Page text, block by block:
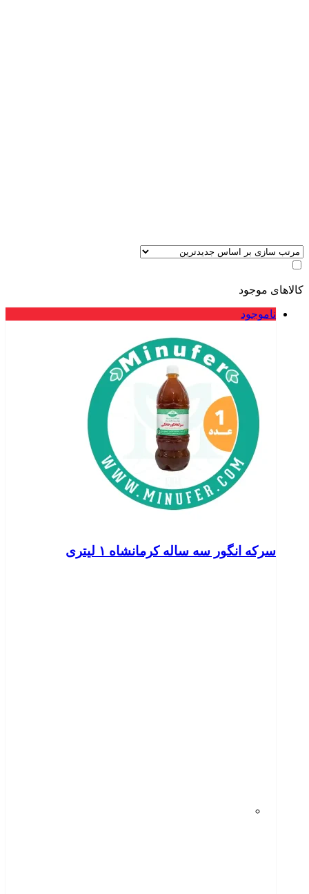
کالاهای موجود
ناموجود
سرکه انگور سه ساله کرمانشاه ۱ لیتری